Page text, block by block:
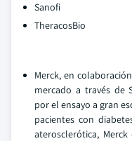
Sanofi
TheracosBio
Merck, en
mercado a través de
por el ensayo a gran
pacientes con
aterosclerótica,